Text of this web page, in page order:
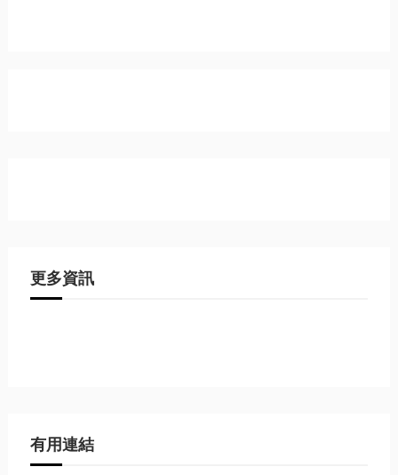
更多資訊
有用連結